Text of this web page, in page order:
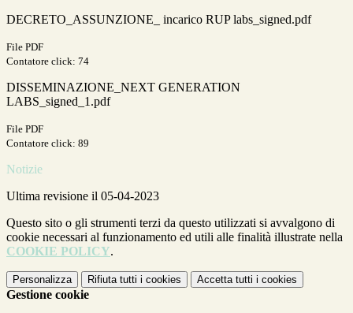
DECRETO_ASSUNZIONE_ incarico RUP labs_signed.pdf
File PDF
Contatore click: 74
DISSEMINAZIONE_NEXT GENERATION
LABS_signed_1.pdf
File PDF
Contatore click: 89
Notizie
Ultima revisione il 05-04-2023
Questo sito o gli strumenti terzi da questo utilizzati si avvalgono di
cookie necessari al funzionamento ed utili alle finalità illustrate nella
COOKIE POLICY.
Personalizza Rifiuta tutti i cookies Accetta tutti i cookies
Gestione cookie